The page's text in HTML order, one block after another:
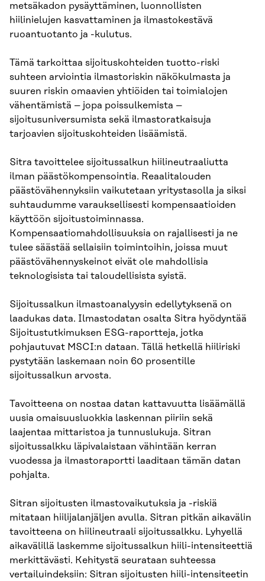
metsäkadon pysäyttäminen, luonnollisten
hiilinielujen kasvattaminen ja ilmastokestävä
ruoantuotanto ja -kulutus.
Tämä tarkoittaa sijoituskohteiden tuotto-riski
suhteen arviointia ilmastoriskin näkökulmasta ja
suuren riskin omaavien yhtiöiden tai toimialojen
vähentämistä – jopa poissulkemista –
sijoitusuniversumista sekä ilmastoratkaisuja
tarjoavien sijoituskohteiden lisäämistä.
Sitra tavoittelee sijoitussalkun hiilineutraaliutta
ilman päästökompensointia. Reaalitalouden
päästövähennyksiin vaikutetaan yritystasolla ja siksi
suhtaudumme varauksellisesti kompensaatioiden
käyttöön sijoitustoiminnassa.
Kompensaatiomahdollisuuksia on rajallisesti ja ne
tulee säästää sellaisiin toimintoihin, joissa muut
päästövähennyskeinot eivät ole mahdollisia
teknologisista tai taloudellisista syistä.
Sijoitussalkun ilmastoanalyysin edellytyksenä on
laadukas data. Ilmastodatan osalta Sitra hyödyntää
Sijoitustutkimuksen ESG-raportteja, jotka
pohjautuvat MSCI:n dataan. Tällä hetkellä hiiliriski
pystytään laskemaan noin 60 prosentille
sijoitussalkun arvosta.
Tavoitteena on nostaa datan kattavuutta lisäämällä
uusia omaisuusluokkia laskennan piiriin sekä
laajentaa mittaristoa ja tunnuslukuja. Sitran
sijoitussalkku läpivalaistaan vähintään kerran
vuodessa ja ilmastoraportti laaditaan tämän datan
pohjalta.
Sitran sijoitusten ilmastovaikutuksia ja -riskiä
mitataan hiilijalanjäljen avulla. Sitran pitkän aikavälin
tavoitteena on hiilineutraali sijoitussalkku. Lyhyellä
aikavälillä laskemme sijoitussalkun hiili-intensiteettiä
merkittävästi. Kehitystä seurataan suhteessa
vertailuindeksiin: Sitran sijoitusten hiili-intensiteetin